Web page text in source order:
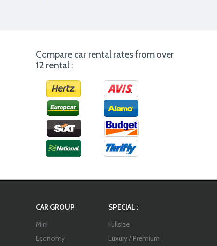
Compare car rental rates from over
12 rental :
CAR GROUP :
Mini
Economy
SPECIAL :
Fullsize
Luxury / Premium